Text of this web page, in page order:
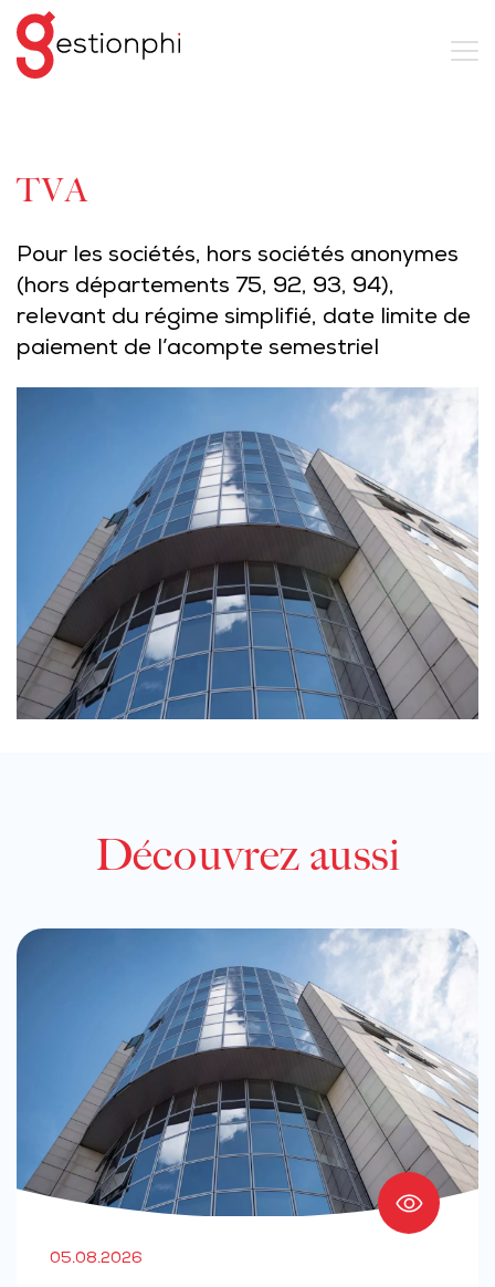
TVA
Pour les sociétés, hors sociétés anonymes
(hors départements 75, 92, 93, 94),
relevant du régime simplifié, date limite de
paiement de l’acompte semestriel
Découvrez aussi
05.08.2026